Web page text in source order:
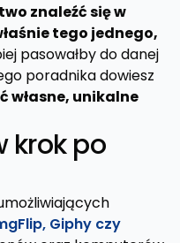
znaleźć się w
tego jednego,
pasowałby do danej
poradnika dowiesz
własne, unikalne
krok po
Giphy czy